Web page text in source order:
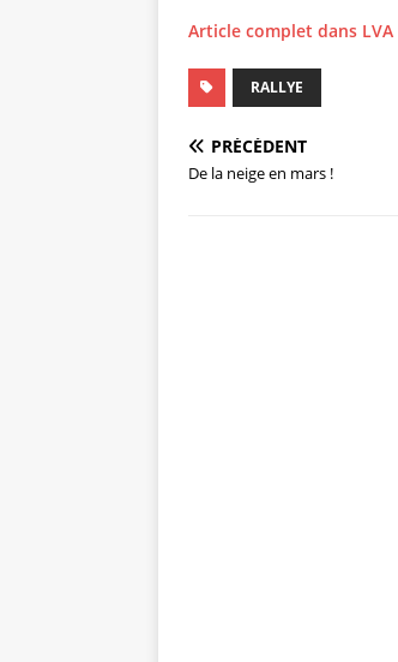
Article complet dans
RALLYE
PRÉCÉDENT
De la neige en mars !